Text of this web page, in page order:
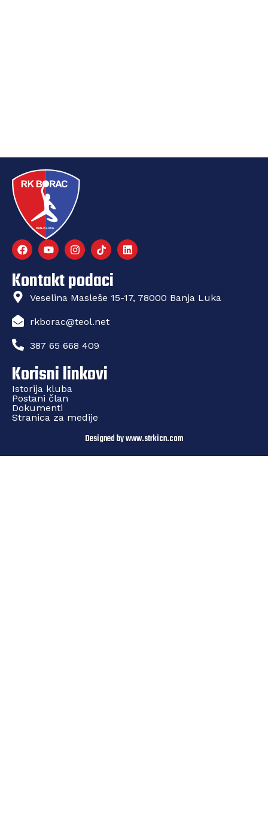
Kontakt podaci
Veselina Masleše 15-17, 78000 Banja Luka
rkborac@teol.net
387 65 668 409
Korisni linkovi
Istorija kluba
Postani član
Dokumenti
Stranica za medije
Designed by www.strkicn.com​